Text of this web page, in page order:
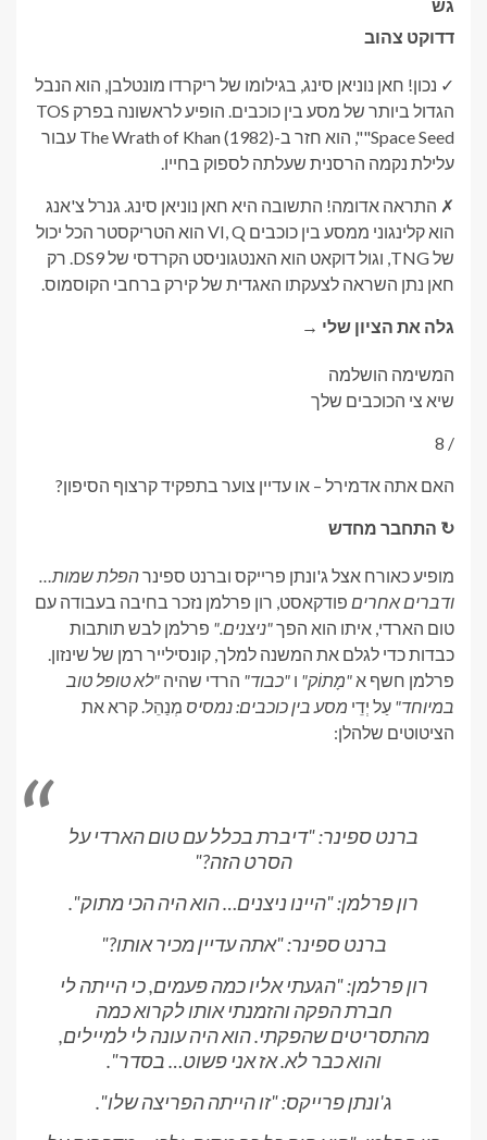
גש
דדוקט צהוב
✓ נכון! חאן נוניאן סינג, בגילומו של ריקרדו מונטלבן, הוא הנבל
הגדול ביותר של מסע בין כוכבים. הופיע לראשונה בפרק TOS
"Space Seed", הוא חזר ב-The Wrath of Khan (1982) עבור
עלילת נקמה הרסנית שעלתה לספוק בחייו.
✗ התראה אדומה! התשובה היא חאן נוניאן סינג. גנרל צ'אנג
הוא קלינגוני ממסע בין כוכבים VI, Q הוא הטריקסטר הכל יכול
של TNG, וגול דוקאט הוא האנטגוניסט הקרדסי של DS9. רק
חאן נתן השראה לצעקתו האגדית של קירק ברחבי הקוסמוס.
גלה את הציון שלי →
המשימה הושלמה
שיא צי הכוכבים שלך
/ 8
האם אתה אדמירל – או עדיין צוער בתפקיד קרצוף הסיפון?
↻ התחבר מחדש
מופיע כאורח אצל ג'ונתן פרייקס וברנט ספינרהפלת שמות…
ודברים אחרים פודקאסט, רון פרלמן נזכר בחיבה בעבודה עם
טום הארדי, איתו הוא הפך"ניצנים." פרלמן לבש תותבות
כבדות כדי לגלם את המשנה למלך, קונסילייר רמן של שינזון.
פרלמן חשף א"מָתוֹק" ו "כבוד" הרדי שהיה "לא טופל טוב
במיוחד" עַל יְדֵי מסע בין כוכבים: נמסיס מְנַהֵל. קרא את
הציטוטים שלהלן:
ברנט ספינר: "דיברת בכלל עם טום הארדי על
הסרט הזה?"
רון פרלמן: "היינו ניצנים… הוא היה הכי מתוק".
ברנט ספינר: "אתה עדיין מכיר אותו?"
רון פרלמן: "הגעתי אליו כמה פעמים, כי הייתה לי
חברת הפקה והזמנתי אותו לקרוא כמה
מהתסריטים שהפקתי. הוא היה עונה לי למיילים,
והוא כבר לא. אז אני פשוט… בסדר".
ג'ונתן פרייקס: "זו הייתה הפריצה שלו".